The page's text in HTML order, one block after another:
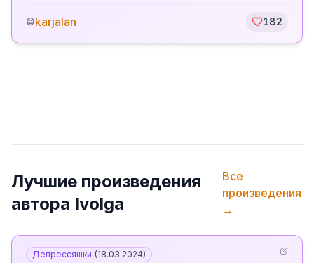
©karjalan 182
Лучшие произведения
автора Ivolga
Все
произведения
→
Депрессяшки (18.03.2024)